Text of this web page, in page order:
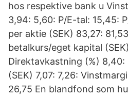
hos respektive bank u
3,94: 5,60: P/E-tal: 15,45:
per aktie (SEK) 83,27:
betalkurs/eget kapital
Direktavkastning (%)
(SEK) 7,07: 7,26:
26,75 En blandfond som